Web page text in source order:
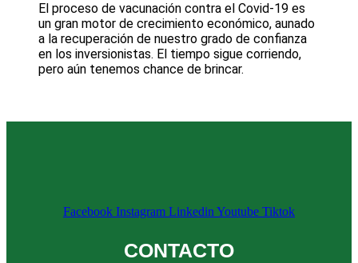
El proceso de vacunación contra el Covid-19 es
un gran motor de crecimiento económico, aunado
a la recuperación de nuestro grado de confianza
en los inversionistas. El tiempo sigue corriendo,
pero aún tenemos chance de brincar.
Facebook Instagram LinkedinYoutube Tiktok
CONTACTO